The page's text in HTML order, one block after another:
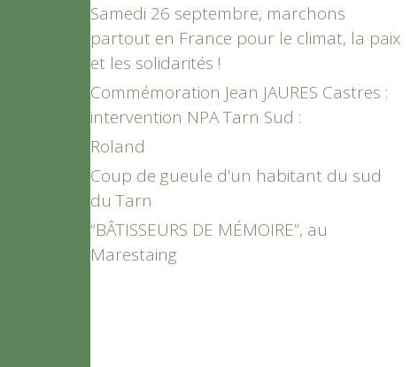
Samedi 26 septembre, marchons
partout en France pour le climat, la paix
et les solidarités !
Commémoration Jean JAURES Castres :
intervention NPA Tarn Sud :
Roland
Coup de gueule d’un habitant du sud
du Tarn
“BÂTISSEURS DE MÉMOIRE”, au
Marestaing